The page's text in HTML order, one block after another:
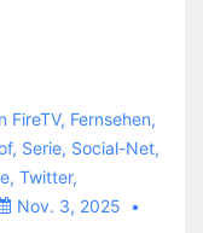
FireTV, Fernsehen,
, Serie, Social-Net,
, Twitter,
Nov. 3, 2025